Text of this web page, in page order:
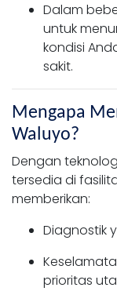
Dalam
untuk
kondisi
sakit.
Mengapa
Waluyo?
Dengan
tersedia di
memberikan:
Diagnostik
prioritas